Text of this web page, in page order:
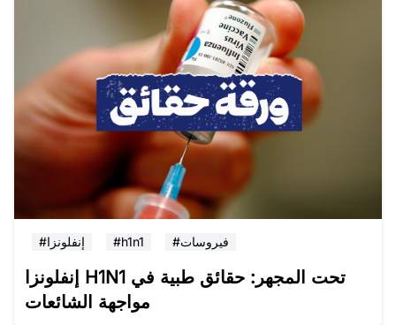
#إنفلونزا #h1n1 #فيروسات
إنفلونزا H1N1 تحت المجهر: حقائق طبية في
مواجهة الشائعات